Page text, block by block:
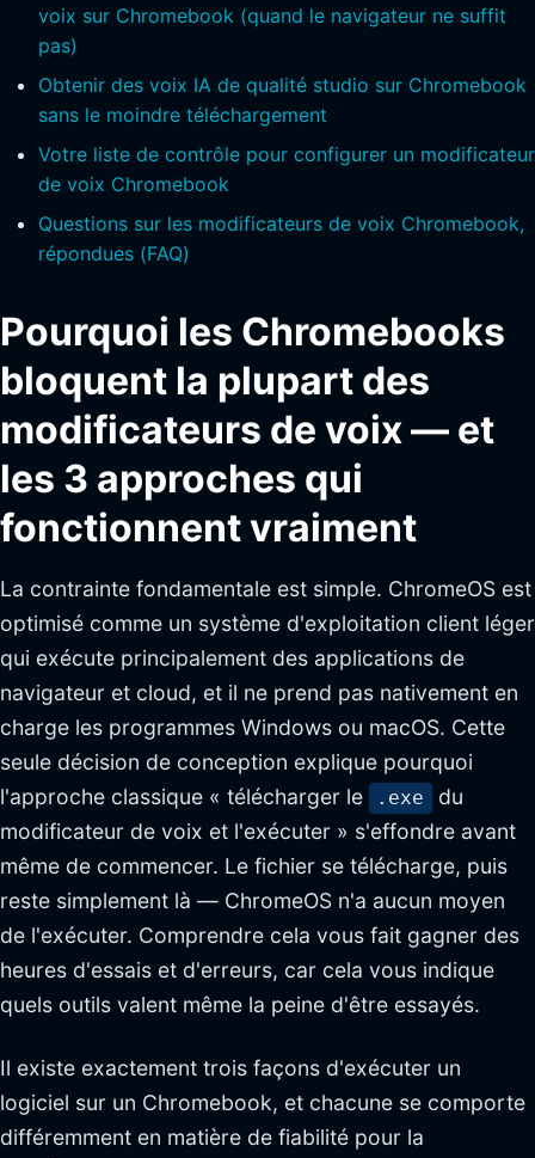
voix sur Chromebook (quand le navigateur ne suffit
pas)
Obtenir des voix IA de qualité studio sur Chromebook
sans le moindre téléchargement
Votre liste de contrôle pour configurer un modificateur
de voix Chromebook
Questions sur les modificateurs de voix Chromebook,
répondues (FAQ)
Pourquoi les Chromebooks
bloquent la plupart des
modificateurs de voix — et
les 3 approches qui
fonctionnent vraiment
La contrainte fondamentale est simple. ChromeOS est
optimisé comme un système d'exploitation client léger
qui exécute principalement des applications de
navigateur et cloud, et il ne prend pas nativement en
charge les programmes Windows ou macOS. Cette
seule décision de conception explique pourquoi
l'approche classique « télécharger le
.exe
du
modificateur de voix et l'exécuter » s'effondre avant
même de commencer. Le fichier se télécharge, puis
reste simplement là — ChromeOS n'a aucun moyen
de l'exécuter. Comprendre cela vous fait gagner des
heures d'essais et d'erreurs, car cela vous indique
quels outils valent même la peine d'être essayés.
Il existe exactement trois façons d'exécuter un
logiciel sur un Chromebook, et chacune se comporte
différemment en matière de fiabilité pour la